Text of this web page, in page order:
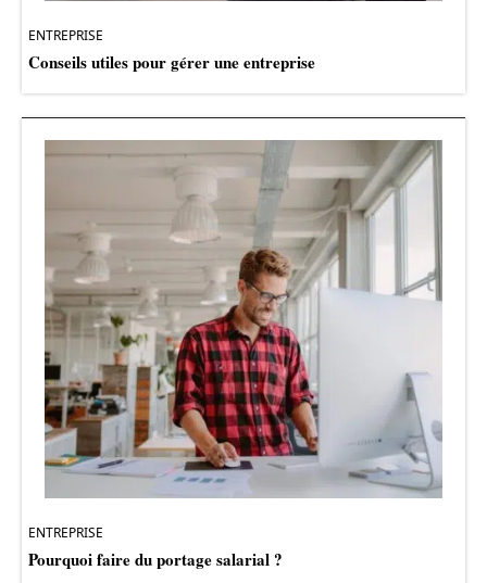
ENTREPRISE
Conseils utiles pour gérer une entreprise
ENTREPRISE
Pourquoi faire du portage salarial ?